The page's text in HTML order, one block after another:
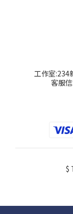
工作室:234
客服
$